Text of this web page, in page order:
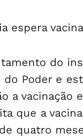
espera
do
do Poder e
a vacinação
que a
quatro